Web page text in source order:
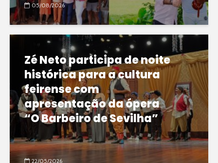
05/08/2026
Zé Neto participa de noite
histórica para a cultura
feirense com
apresentação da ópera
“O Barbeiro de Sevilha”
22/05/2026